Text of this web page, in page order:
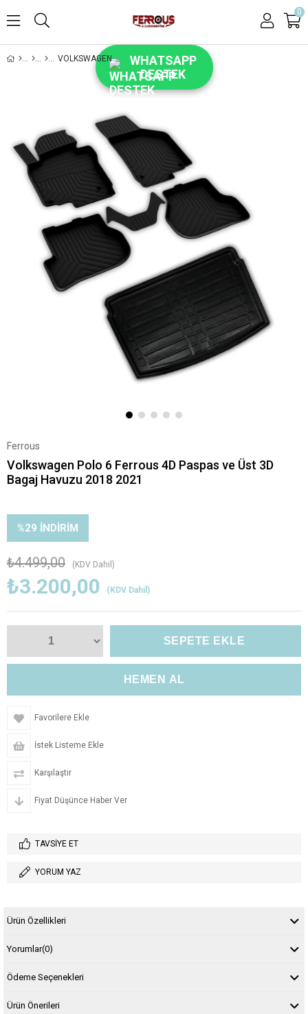
WHATSAPP
DESTEK
0
VOLKSWAGEN POLO 6 FERROUS 4D PASPAS VE ÜST 3D BAGAJ HAVUZU 2018 2021
Ferrous
Volkswagen Polo 6 Ferrous 4D Paspas ve Üst 3D
Bagaj Havuzu 2018 2021
%29 İNDIRIM
₺4.499,00 (KDV Dahil)
₺3.200,00 (KDV Dahil)
Favorilere Ekle
İstek Listeme Ekle
Karşılaştır
Fiyat Düşünce Haber Ver
TAVSIYE ET
YORUM YAZ
Ürün Özellikleri
Yorumlar(0)
Ödeme Seçenekleri
Ürün Önerileri